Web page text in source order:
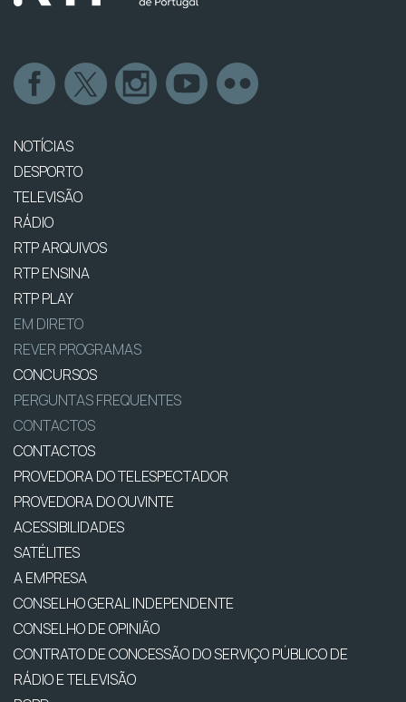
NOTÍCIAS
DESPORTO
TELEVISÃO
RÁDIO
RTP ARQUIVOS
RTP ENSINA
RTP PLAY
EM DIRETO
REVER PROGRAMAS
CONCURSOS
PERGUNTAS FREQUENTES
CONTACTOS
CONTACTOS
PROVEDORA DO TELESPECTADOR
PROVEDORA DO OUVINTE
ACESSIBILIDADES
SATÉLITES
A EMPRESA
CONSELHO GERAL INDEPENDENTE
CONSELHO DE OPINIÃO
CONTRATO DE CONCESSÃO DO SERVIÇO PÚBLICO DE
RÁDIO E TELEVISÃO